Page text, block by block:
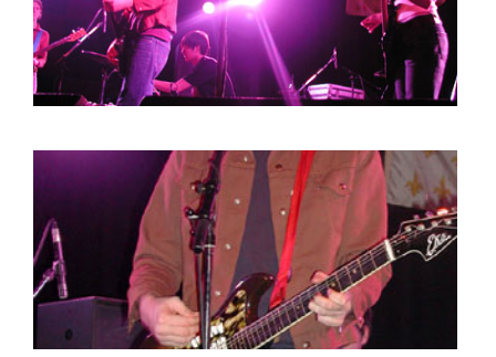
BOB DE VRIES
RICHARD POSTMA
SASKIA LUDDEN
ANNA HIEP
MARTSEN HUT
ARSEN TSKHAY
ERYN BOSMA
ESTHER
ELINE KAMMINGA
KAREN SAAMAN
ARNOUD HEIKENS